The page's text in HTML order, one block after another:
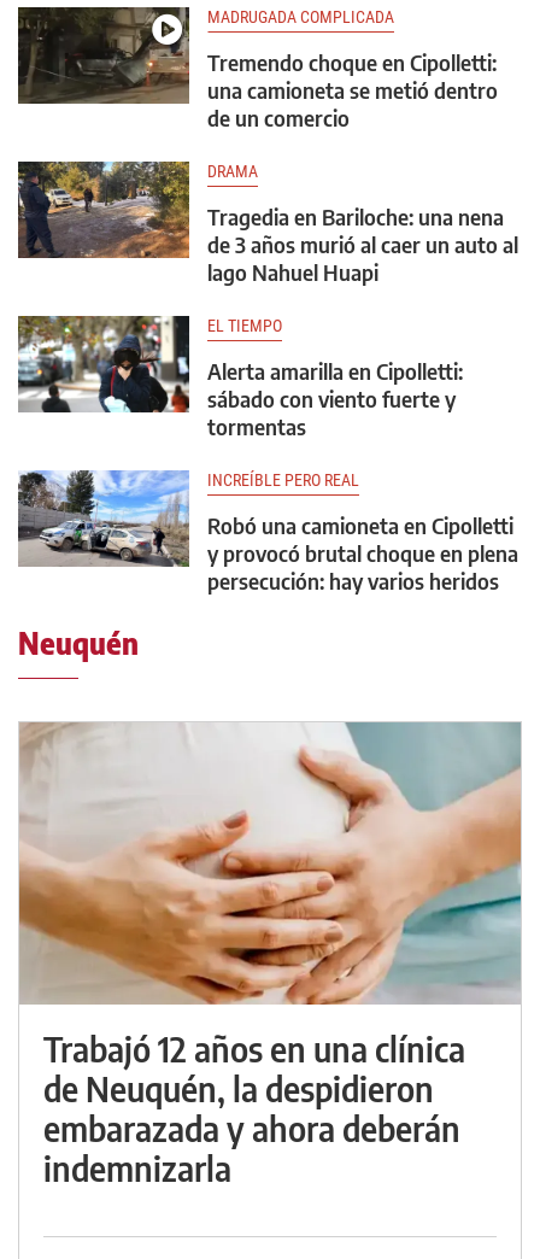
MADRUGADA COMPLICADA
Tremendo choque en Cipolletti:
una camioneta se metió dentro
de un comercio
DRAMA
Tragedia en Bariloche: una nena
de 3 años murió al caer un auto al
lago Nahuel Huapi
EL TIEMPO
Alerta amarilla en Cipolletti:
sábado con viento fuerte y
tormentas
INCREÍBLE PERO REAL
Robó una camioneta en Cipolletti
y provocó brutal choque en plena
persecución: hay varios heridos
Neuquén
Trabajó 12 años en una clínica
de Neuquén, la despidieron
embarazada y ahora deberán
indemnizarla